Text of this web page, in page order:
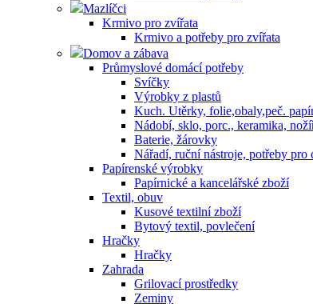
Mazlíčci
Krmivo pro zvířata
Krmivo a potřeby pro zvířata
Domov a zábava
Průmyslové domácí potřeby
Svíčky
Výrobky z plastů
Kuch. Utěrky, folie,obaly,peč.
Nádobí, sklo, porc., keramika,
Baterie, žárovky
Nářadí, ruční nástroje, potřeby pro
Papírenské výrobky
Papírnické a kancelářské zboží
Textil, obuv
Kusové textilní zboží
Bytový textil, povlečení
Hračky
Hračky
Zahrada
Grilovací prostředky
Zeminy